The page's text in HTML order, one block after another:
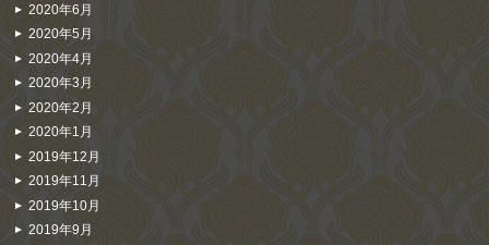
2020年6月
2020年5月
2020年4月
2020年3月
2020年2月
2020年1月
2019年12月
2019年11月
2019年10月
2019年9月